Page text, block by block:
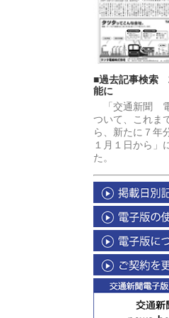
■過去記事検索
能に
「交通新聞
ついて、これま
ら、新たに７年
１月１日から」
た。